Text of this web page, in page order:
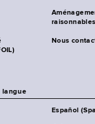
raisonnables
Nous
langue
Español